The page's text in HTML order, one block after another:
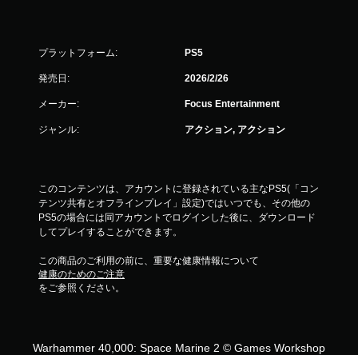
プラットフォーム: PS5
発売日: 2026/2/26
メーカー: Focus Entertainment
ジャンル: アクション, アクション
このコンテンツは、アカウントに登録されている主なPS5(「コン
テンツ共有とオフラインプレイ」設定)ではいつでも、その他の
PS5の場合には同アカウントでログインした後に、ダウンロード
してプレイすることができます。
この商品のご利用の前に、重要な健康情報について
健康のためのご注意
をご参照ください。
Warhammer 40,000: Space Marine 2 © Games Workshop